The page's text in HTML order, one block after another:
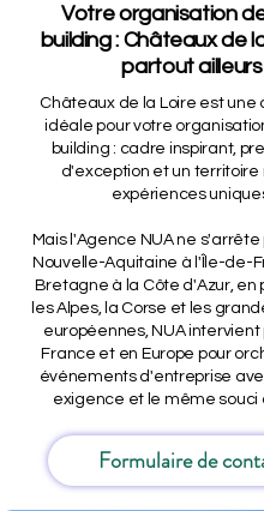
Votre organisation
building : Châteaux de
partout ailleurs
Châteaux de la Loire est une
idéale pour votre
building : cadre inspirant,
d'exception et un territoire
expériences
Mais l'Agence NUA ne s'arrête
Nouvelle-Aquitaine à l'Île-de-
Bretagne à la Côte d'Azur, en
les Alpes, la Corse et les
européennes, NUA intervient
France et en Europe pour
événements d'entreprise
exigence et le même souci
Formulaire de